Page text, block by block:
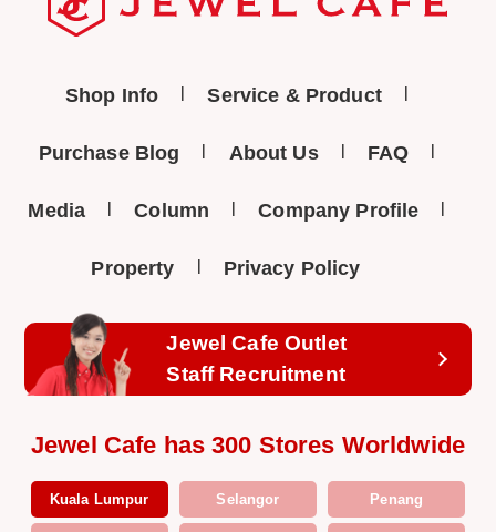
Shop Info Service & Product
Purchase Blog About Us FAQ
Media Column Company Profile
Property Privacy Policy
Jewel Cafe Outlet
Staff Recruitment
Jewel Cafe has 300 Stores Worldwide
Kuala Lumpur Selangor Penang